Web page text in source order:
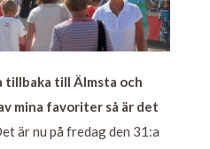
tillbaka till Älmsta och
mina favoriter så är det
är nu på fredag den 31:a